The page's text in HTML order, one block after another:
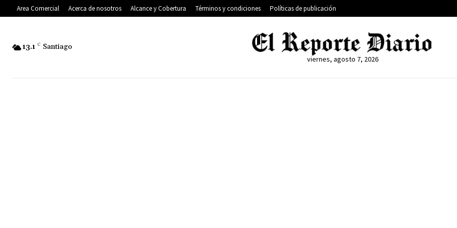
Area Comercial Acerca de nosotros Alcance y Cobertura Términos y condiciones Políticas de publicación
13.1 C Santiago
viernes, agosto 7, 2026